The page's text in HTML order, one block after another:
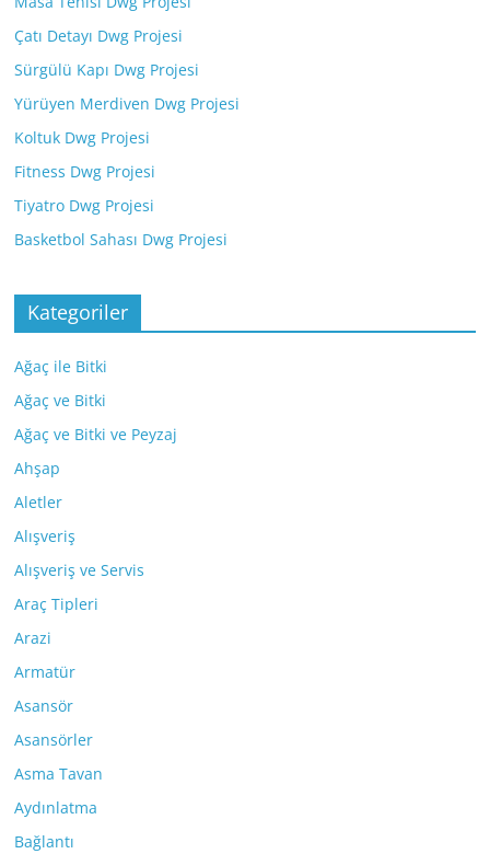
Çatı Detayı Dwg Projesi
Sürgülü Kapı Dwg Projesi
Yürüyen Merdiven Dwg Projesi
Koltuk Dwg Projesi
Fitness Dwg Projesi
Tiyatro Dwg Projesi
Basketbol Sahası Dwg Projesi
Kategoriler
Ağaç ile Bitki
Ağaç ve Bitki
Ağaç ve Bitki ve Peyzaj
Ahşap
Aletler
Alışveriş
Alışveriş ve Servis
Araç Tipleri
Arazi
Armatür
Asansör
Asansörler
Asma Tavan
Aydınlatma
Bağlantı